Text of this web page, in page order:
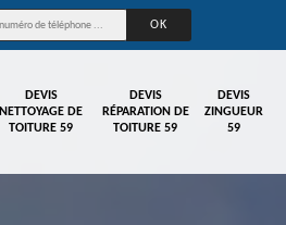
DEVIS
NETTOYAGE DE
TOITURE 59
DEVIS
RÉPARATION DE
TOITURE 59
DEVIS
ZINGUEUR
59